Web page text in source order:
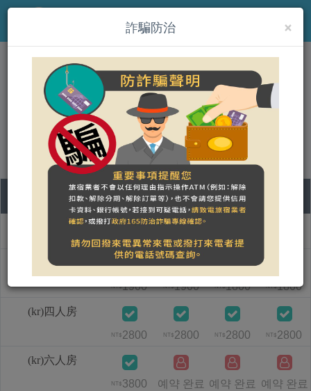
MENU
(kr)好窩民宿
營登名稱：
合法民宿 澎湖縣820號
(kr)雙人房
(kr)四人房
(kr)六人房
07
금
08
토
일
NT$1900 NT$1900 NT$1800 NT$1800
NT$ 2800 NT$ 2800 NT$ 2800 NT$ 2800
NT$ 3800 예약 완료 예약 완료 예약 완료
×
詐騙防治